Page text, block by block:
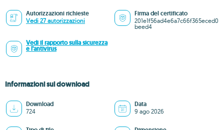
Autorizzazioni richieste
Vedi 27 autorizzazioni
Firma del certificato
201e1f56ad4e6a7c66f365eced0
beed4
Vedi il rapporto sulla sicurezza
e l'antivirus
Informazioni sul download
Download
724
Data
9 ago 2026